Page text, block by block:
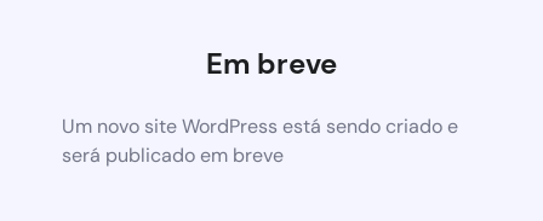
Em breve
Um novo site WordPress está sendo criado e
será publicado em breve